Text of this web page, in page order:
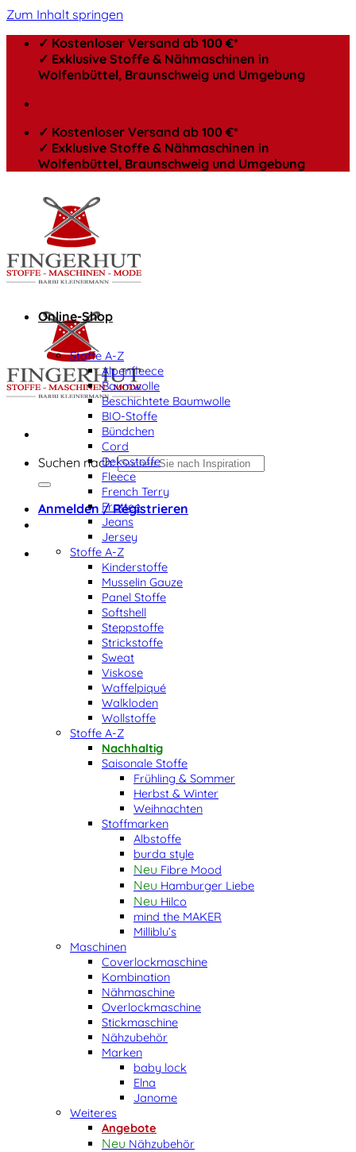
Zum Inhalt springen
✓ Kostenloser Versand ab 100 €*
✓ Exklusive Stoffe & Nähmaschinen in
Wolfenbüttel, Braunschweig und Umgebung
✓ Kostenloser Versand ab 100 €*
✓ Exklusive Stoffe & Nähmaschinen in
Wolfenbüttel, Braunschweig und Umgebung
Suchen nach:
Anmelden / Registrieren
Online-Shop
Stoffe A-Z
Alpenfleece
Baumwolle
Beschichtete Baumwolle
BIO-Stoffe
Bündchen
Cord
Dekostoffe
Fleece
French Terry
Frottee
Jeans
Jersey
Stoffe A-Z
Kinderstoffe
Musselin Gauze
Panel Stoffe
Softshell
Steppstoffe
Strickstoffe
Sweat
Viskose
Waffelpiqué
Walkloden
Wollstoffe
Stoffe A-Z
Nachhaltig
Saisonale Stoffe
Frühling & Sommer
Herbst & Winter
Weihnachten
Stoffmarken
Albstoffe
burda style
Fibre Mood
Hamburger Liebe
Hilco
mind the MAKER
Milliblu’s
Maschinen
Coverlockmaschine
Kombination
Nähmaschine
Overlockmaschine
Stickmaschine
Nähzubehör
Marken
baby lock
Elna
Janome
Weiteres
Angebote
Nähzubehör